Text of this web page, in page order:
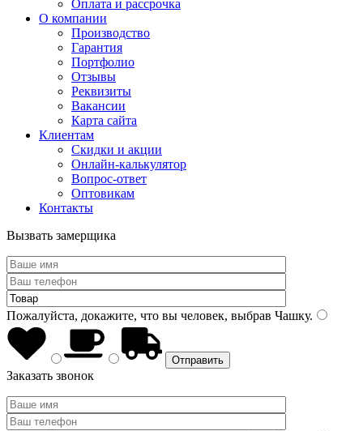
Оплата и рассрочка
О компании
Производство
Гарантия
Портфолио
Отзывы
Реквизиты
Вакансии
Карта сайта
Клиентам
Скидки и акции
Онлайн-калькулятор
Вопрос-ответ
Оптовикам
Контакты
Вызвать замерщика
Пожалуйста, докажите, что вы человек, выбрав Чашку.
Заказать звонок